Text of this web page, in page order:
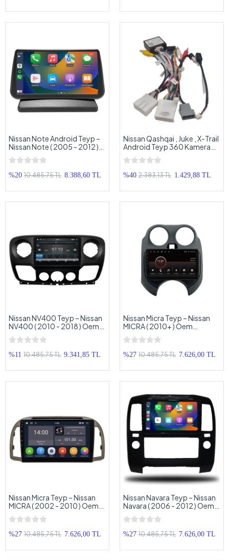
Nissan Note Android Teyp –
Nissan Note ( 2005 - 2012 )
Oem Android Multimedya –
Nissan Note Android Double
Teyp
%20 10.485,75 TL 8.388,60 TL
Nissan Qashqai , Juke , X-Trail
Android Teyp 360 Kamera
Ara Kablo – Nissan Android
Multimedyaya 360 Kamera
Bağlantı Soketi
%40 2.383,13 TL 1.429,88 TL
Nissan NV400 Teyp – Nissan
NV400 ( 2010 - 2018 ) Oem
Android Multimedya – Nissan
NV400 Android Double Teyp
%11 10.485,75 TL 9.341,85 TL
Nissan Micra Teyp – Nissan
MICRA ( 2010+ ) Oem
Android Multimedya – Nissan
Micra Android Double Teyp
%27 10.485,75 TL 7.626,00 TL
Nissan Micra Teyp – Nissan
MICRA ( 2002 - 2010 ) Oem
Android Multimedya – Nissan
Micra Android Double Teyp
%27 10.485,75 TL 7.626,00 TL
Nissan Navara Teyp – Nissan
Navara ( 2006 - 2012 ) Oem
Android Multimedya – Nissan
Navara Android Double Teyp
%27 10.485,75 TL 7.626,00 TL